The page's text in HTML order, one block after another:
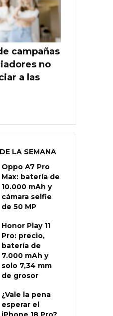
campañas
no
a las
LA SEMANA
Oppo A7 Pro
Max: batería de
10.000 mAh y
cámara selfie
de 50 MP
Honor Play 11
Pro: precio,
batería de
7.000 mAh y
solo 7,34 mm
de grosor
¿Vale la pena
esperar el